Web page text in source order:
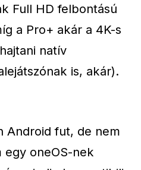
Full HD felbontású
a Pro+ akár a 4K-s
natív
is, akár).
Android fut, de nem
egy oneOS-nek